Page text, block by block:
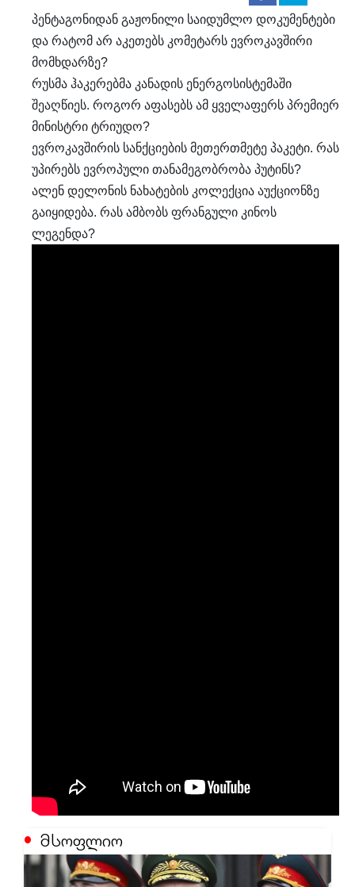
პენტაგონიდან გაჟონილი საიდუმლო დოკუმენტები
და რატომ არ აკეთებს კომეტარს ევროკავშირი
მომხდარზე?
რუსმა ჰაკერებმა კანადის ენერგოსისტემაში
შეაღწიეს. როგორ აფასებს ამ ყველაფერს პრემიერ
მინისტრი ტრიუდო?
ევროკავშირის სანქციების მეთერთმეტე პაკეტი. რას
უპირებს ევროპული თანამეგობრობა პუტინს?
ალენ დელონის ნახატების კოლექცია აუქციონზე
გაიყიდება. რას ამბობს ფრანგული კინოს
ლეგენდა?
მსოფლიო